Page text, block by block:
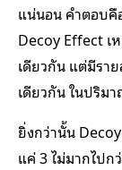
แน่นอน คำตอบคื
Decoy Effect
เดียวกัน แต่มีรา
เดียวกัน ในปริม
ยิ่งกว่านั้น
แค่ 3 ไม่มากไปก